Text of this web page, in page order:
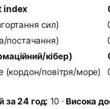
index
сил)
постачання)
кібер)
(кордон/повітря/море)
за 24 год: 10 · Висока